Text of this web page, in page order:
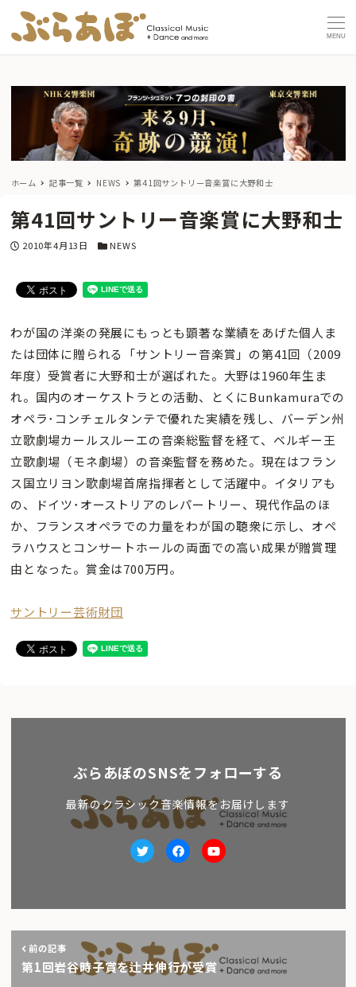
MENU
ホーム 記事一覧 NEWS 第41回サントリー音楽賞に大野和士
第41回サントリー音楽賞に大野和士
投稿日
2010年4月13日 カテゴリー
NEWS
わが国の洋楽の発展にもっとも顕著な業績をあげた個人ま
たは団体に贈られる「サントリー音楽賞」の第41回（2009
年度）受賞者に大野和士が選ばれた。大野は1960年生ま
れ。国内のオーケストラとの活動、とくにBunkamuraでの
オペラ･コンチェルタンテで優れた実績を残し、バーデン州
立歌劇場カールスルーエの音楽総監督を経て、ベルギー王
立歌劇場（モネ劇場）の音楽監督を務めた。現在はフラン
ス国立リヨン歌劇場首席指揮者として活躍中。イタリアも
の、ドイツ･オーストリアのレパートリー、現代作品のほ
か、フランスオペラでの力量をわが国の聴衆に示し、オペ
ラハウスとコンサートホールの両面での高い成果が贈賞理
由となった。賞金は700万円。
サントリー芸術財団
ぶらあぼのSNSをフォローする
最新のクラシック音楽情報をお届けします
TwitterfacebookYoutube
前の記事
第1回岩谷時子賞を辻井伸行が受賞